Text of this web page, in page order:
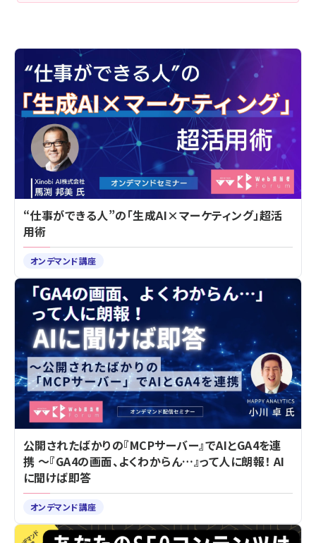
“仕事ができる人”の「生成AI×マーケティング」超活
用術
オンデマンド講座
公開されたばかりの『MCPサーバー』でAIとGA4を連
携 ～『GA4の画面、よくわからん…』って人に朗報！ AI
に聞けば即答
オンデマンド講座